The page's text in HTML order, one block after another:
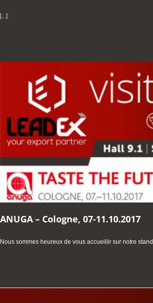
[...]
ANUGA – Cologne, 07-11.10.2017
Nous sommes heureux de vous accueillir sur notre stand